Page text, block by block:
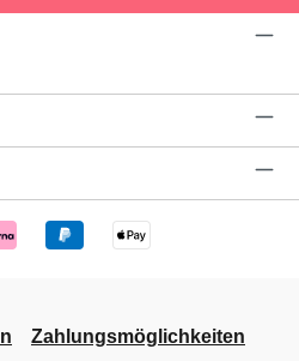
Zahlungsmöglichkeiten